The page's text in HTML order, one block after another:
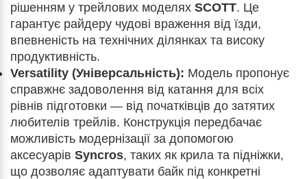
рішенням у трейлових моделях SCOTT. Це
гарантує райдеру чудові враження від їзди,
впевненість на технічних ділянках та високу
продуктивність.
Versatility (Універсальність): Модель пропонує
справжнє задоволення від катання для всіх
рівнів підготовки — від початківців до затятих
любителів трейлів. Конструкція передбачає
можливість модернізації за допомогою
аксесуарів Syncros, таких як крила та підніжки,
що дозволяє адаптувати байк під конкретні